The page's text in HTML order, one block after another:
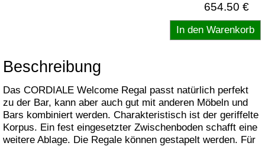
654.50 €
Beschreibung
Das CORDIALE Welcome Regal passt natürlich perfekt
zu der Bar, kann aber auch gut mit anderen Möbeln und
Bars kombiniert werden. Charakteristisch ist der geriffelte
Korpus. Ein fest eingesetzter Zwischenboden schafft eine
weitere Ablage. Die Regale können gestapelt werden. Für